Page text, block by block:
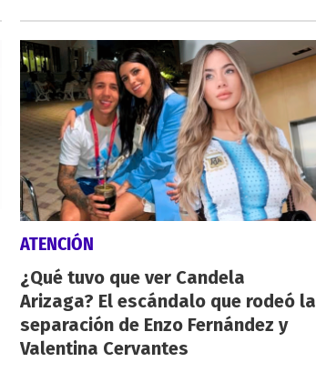
ATENCIÓN
¿Qué tuvo que ver Candela
Arizaga? El escándalo que rodeó la
separación de Enzo Fernández y
Valentina Cervantes